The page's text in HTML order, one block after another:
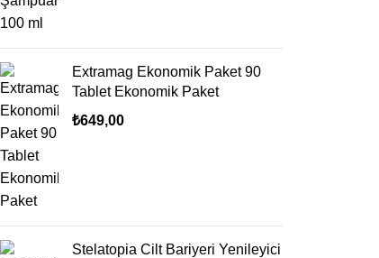
Extramag Ekonomik Paket 90
Tablet Ekonomik Paket
₺649,00
Stelatopia Cilt Bariyeri Yenileyici